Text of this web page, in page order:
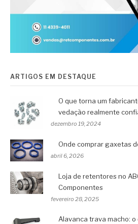
ARTIGOS EM DESTAQUE
O que torna um
vedação realmente
dezembro 19, 2024
Onde comprar gaxetas
abril 6, 2026
Loja de retentores no
Componentes
fevereiro 28, 2025
Alavanca trava macho: